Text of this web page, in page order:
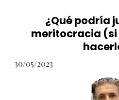
¿Qué podría
meritocracia
30/05/2023